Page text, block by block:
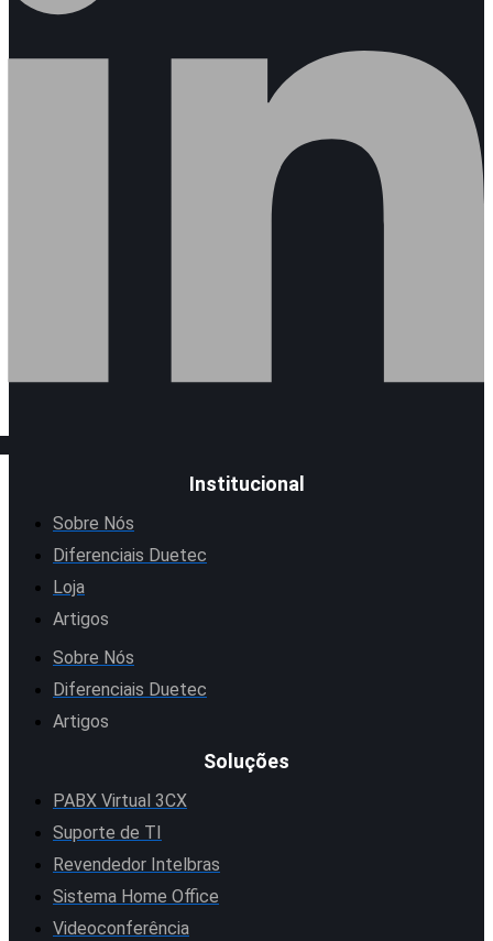
Institucional
Sobre Nós
Diferenciais Duetec
Loja
Artigos
Sobre Nós
Diferenciais Duetec
Artigos
Soluções
PABX Virtual 3CX
Suporte de TI
Revendedor Intelbras
Sistema Home Office
Videoconferência